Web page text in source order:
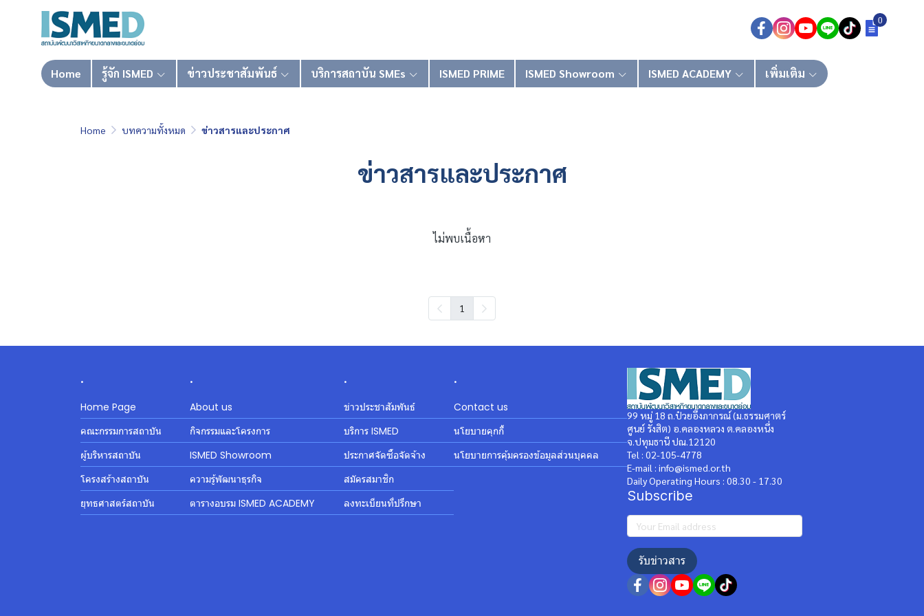
0
Home รู้จัก ISMED ข่าวประชาสัมพันธ์ บริการสถาบัน SMEs ISMED PRIME ISMED Showroom ISMED ACADEMY เพิ่มเติม
Home บทความทั้งหมด ข่าวสารและประกาศ
ข่าวสารและประกาศ
ไม่พบเนื้อหา
1
.
Home Page
คณะกรรมการสถาบัน
ผู้บริหารสถาบัน
โครงสร้างสถาบัน
ยุทธศาสตร์สถาบัน
.
About us
กิจกรรมและโครงการ
ISMED Showroom
ความรู้พัฒนาธุรกิจ
ตารางอบรม ISMED ACADEMY
.
ข่าวประชาสัมพันธ์
บริการ ISMED
ประกาศจัดซื้อจัดจ้าง
สมัครสมาชิก
ลงทะเบียนที่ปรึกษา
.
Contact us
นโยบายคุกกี้
นโยบายการคุ้มครองข้อมูลส่วนบุคคล
99 หมู่ 18 ถ.ป๋วยอึ๊งภากรณ์ (ม.ธรรมศาตร์
ศูนย์ รังสิต) อ.คลองหลวง ต.คลองหนึ่ง
จ.ปทุมธานี ปณ.12120
Tel : 02-105-4778
E-mail : info@ismed.or.th
Daily Operating Hours : 08.30 - 17.30
Subscribe
รับข่าวสาร